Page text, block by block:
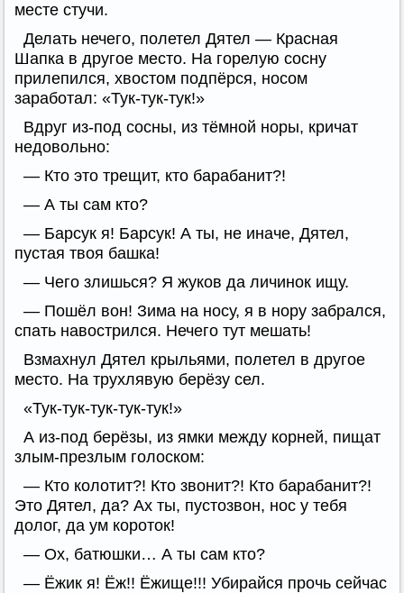
месте стучи.
Делать нечего, полетел Дятел — Красная
Шапка в другое место. На горелую сосну
прилепился, хвостом подпёрся, носом
заработал: «Тук-тук-тук!»
Вдруг из-под сосны, из тёмной норы, кричат
недовольно:
— Кто это трещит, кто барабанит?!
— А ты сам кто?
— Барсук я! Барсук! А ты, не иначе, Дятел,
пустая твоя башка!
— Чего злишься? Я жуков да личинок ищу.
— Пошёл вон! Зима на носу, я в нору забрался,
спать навострился. Нечего тут мешать!
Взмахнул Дятел крыльями, полетел в другое
место. На трухлявую берёзу сел.
«Тук-тук-тук-тук-тук!»
А из-под берёзы, из ямки между корней, пищат
злым-презлым голоском:
— Кто колотит?! Кто звонит?! Кто барабанит?!
Это Дятел, да? Ах ты, пустозвон, нос у тебя
долог, да ум короток!
— Ох, батюшки… А ты сам кто?
— Ёжик я! Ёж!! Ёжище!!! Убирайся прочь сейчас